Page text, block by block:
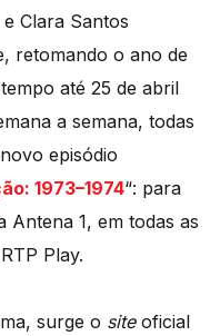
Clara Santos
retomando o ano de
até 25 de abril
a semana, todas
episódio
1973–1974“: para
Antena 1, em todas as
Play.
surge o siteoficial